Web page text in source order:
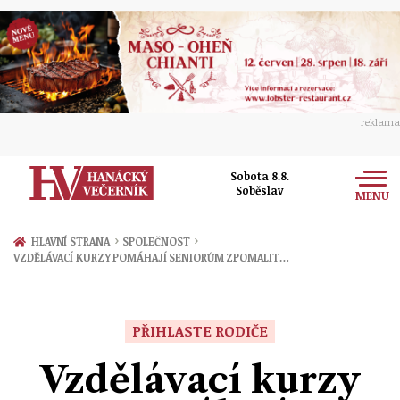
reklama
Sobota 8.8.
Soběslav
MENU
Zprávy
Přerov
Ekonomika
Ženy
Sport
HLAVNÍ STRANA › SPOLEČNOST ›
VZDĚLÁVACÍ KURZY POMÁHAJÍ SENIORŮM ZPOMALIT…
PŘIHLASTE RODIČE
Vzdělávací kurzy